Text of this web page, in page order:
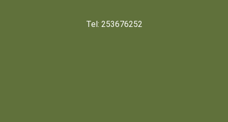
Tel: 253676252